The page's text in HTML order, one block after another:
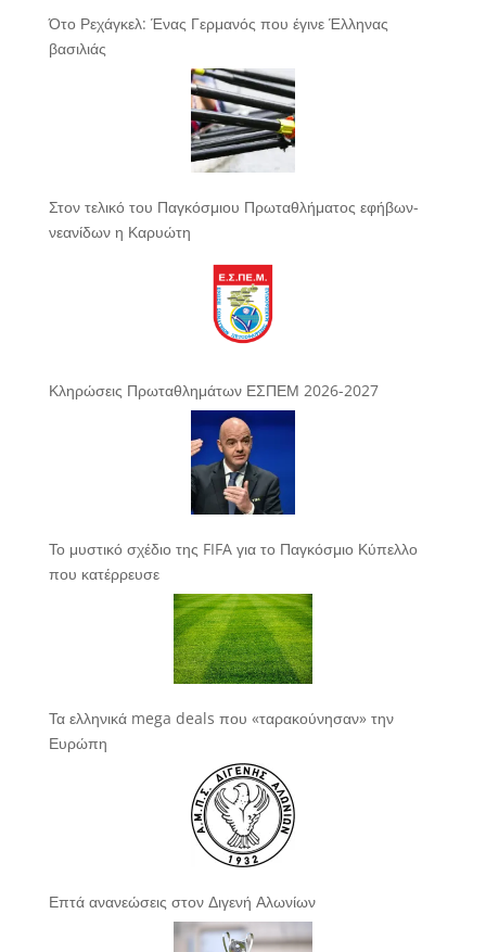
Ότο Ρεχάγκελ: Ένας Γερμανός που έγινε Έλληνας
βασιλιάς
Στον τελικό του Παγκόσμιου Πρωταθλήματος εφήβων-
νεανίδων η Καρυώτη
Κληρώσεις Πρωταθλημάτων ΕΣΠΕΜ 2026-2027
Το μυστικό σχέδιο της FIFA για το Παγκόσμιο Κύπελλο
που κατέρρευσε
Τα ελληνικά mega deals που «ταρακούνησαν» την
Ευρώπη
Επτά ανανεώσεις στον Διγενή Αλωνίων